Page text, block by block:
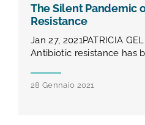
FAQ
The Silent Pandemic
Resistance
Jan 27, 2021PATRICIA
Antibiotic resistance has
28 Gennaio 2021